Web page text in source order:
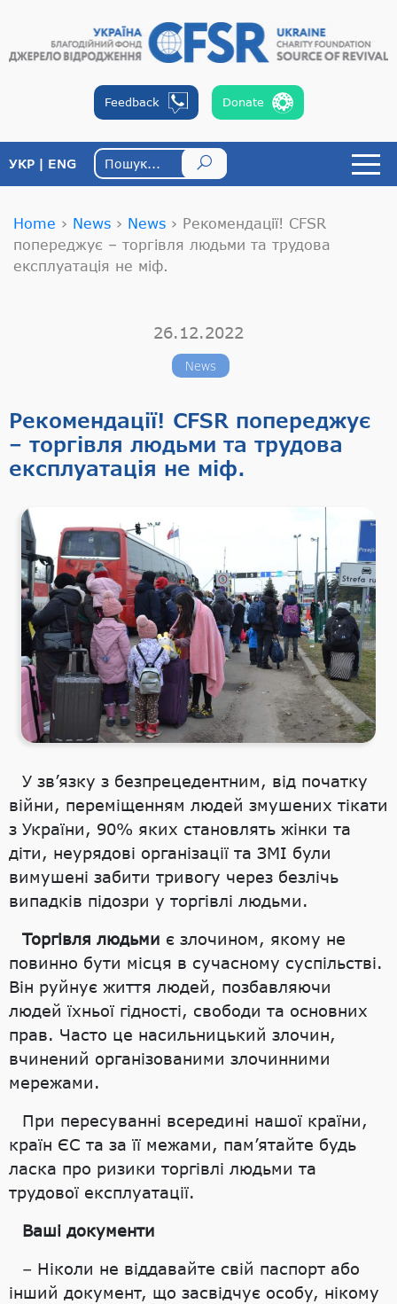
Feedback Donate
УКР ENG
Home › News › News › Рекомендації! CFSR
попереджує – торгівля людьми та трудова
експлуатація не міф.
26.12.2022
News
Рекомендації! CFSR попереджує
– торгівля людьми та трудова
експлуатація не міф.
У зв’язку з безпрецедентним, від початку
війни, переміщенням людей змушених тікати
з України, 90% яких становлять жінки та
діти, неурядові організації та ЗМІ були
вимушені забити тривогу через безлічь
випадків підозри у торгівлі людьми.
Торгівля людьми є злочином, якому не
повинно бути місця в сучасному суспільстві.
Він руйнує життя людей, позбавляючи
людей їхньої гідності, свободи та основних
прав. Часто це насильницький злочин,
вчинений організованими злочинними
мережами.
При пересуванні всередині нашої країни,
країн ЄС та за її межами, пам’ятайте будь
ласка про ризики торгівлі людьми та
трудової експлуатації.
Ваші документи
– Ніколи не віддавайте свій паспорт або
інший документ, що засвідчує особу, нікому